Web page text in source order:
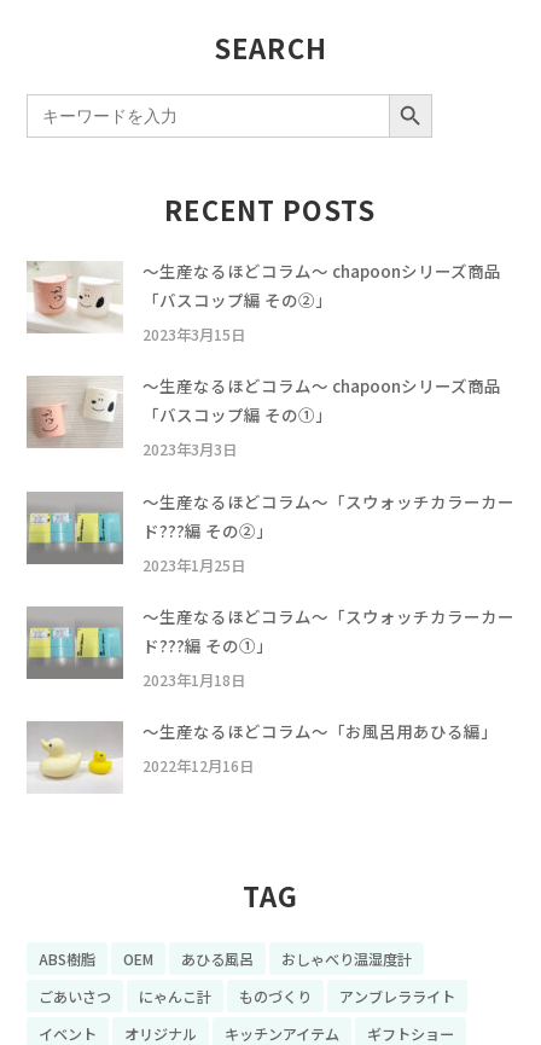
SEARCH
Search
for:
SEARCH BUTTON
RECENT POSTS
〜生産なるほどコラム〜 chapoonシリーズ商品
「バスコップ編 その②」
2023年3月15日
〜生産なるほどコラム〜 chapoonシリーズ商品
「バスコップ編 その①」
2023年3月3日
〜生産なるほどコラム〜「スウォッチカラーカー
ド???編 その②」
2023年1月25日
〜生産なるほどコラム〜「スウォッチカラーカー
ド???編 その①」
2023年1月18日
〜生産なるほどコラム〜「お風呂用あひる編」
2022年12月16日
TAG
ABS樹脂 OEM あひる風呂
おしゃべり温湿度計
ごあいさつ
にゃんこ計 ものづくり
アンブレラライト
イベント
オリジナル キッチンアイテム
ギフトショー